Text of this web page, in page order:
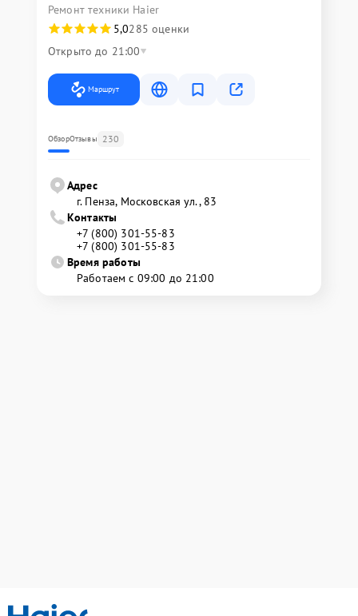
Ремонт техники Haier
5,0285 оценки
Открыто до 21:00
Маршрут
ОбзорОтзывы 230
Адрес
г. Пенза, Московская ул., 83
Контакты
+7 (800) 301-55-83
+7 (800) 301-55-83
Время работы
Работаем с 09:00 до 21:00